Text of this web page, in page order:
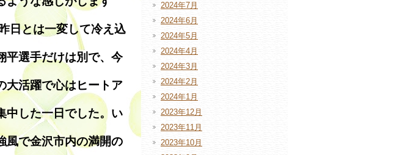
日とは一変して冷え込
平選手だけは別で、今
大活躍で心はヒートア
中した一日でした。い
風で金沢市内の満開の
2024年7月
2024年6月
2024年5月
2024年4月
2024年3月
2024年2月
2024年1月
2023年12月
2023年11月
2023年10月